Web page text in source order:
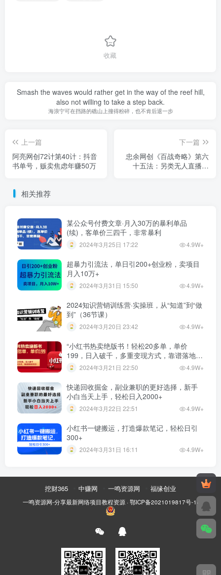
收藏
Smash the waves would rather get in the way of the reef hill,
also not willing to take a step back.
海浪宁可在挡路的礁山上撞得粉碎，也不肯后退一步
上一篇
阿亮网创72计第40计：抖音
书单号，贩卖焦虑年赚50万
下一篇
忠余网创《百战奇略》第六
十五法：另类无人直播玩
相关推荐
某公众号付费文章·月入30万的暴利单品
(续)，客单价三四千，非常暴利
2024年3月25日 17:22 4.9W+
超暴力引流法，单日引200+创业粉，卖项目
月入10万+
2024年3月31日 15:50 4.9W+
2024知识营销训练营·实操班，从“知道”到“做
到”（36节课）
2024年3月20日 23:42 4.9W+
“小红书热卖绝版书！轻松20多单，单价
199，日入破千，多重变现方式，靠谱落地项
目！”2024年3月21日 22:50 4.9W+
快递回收掘金，副业兼职的更好选择，新手
小白当天上手，轻松日入2000+
2024年3月22日 22:51 4.9W+
小红书一键搬运，打造爆款笔记，轻松日引
300+
2024年3月31日 16:11 4.9W+
挖财365 中赚网 一鸣资源网 福缘创业
一鸣资源网-分享最新网络项目教程资源 · 鄂ICP备2021019817号-1 ·